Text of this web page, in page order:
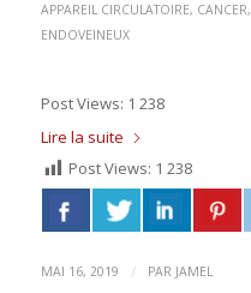
APPAREIL CIRCULATOIRE, CANCER,
ENDOVEINEUX
Post Views: 1 238
Lire la suite
Post Views: 1 238
MAI 16, 2019 / PAR JAMEL